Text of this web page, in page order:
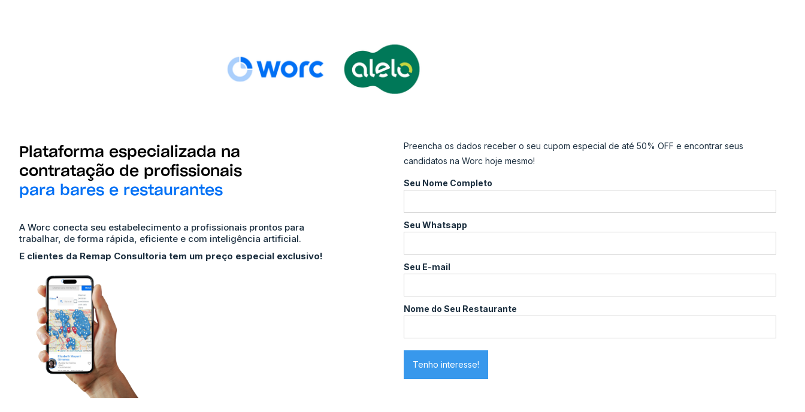
Plataforma especializada na
contratação de profissionais
para bares e restaurantes
A Worc conecta seu estabelecimento a profissionais prontos para
trabalhar, de forma rápida, eficiente e com inteligência artificial.
E clientes da Remap Consultoria tem um preço especial exclusivo!
Preencha os dados receber o seu cupom especial de até 50% OFF e encontrar seus
candidatos na Worc hoje mesmo!
Seu Nome Completo
Seu Whatsapp
Seu E-mail
Nome do Seu Restaurante